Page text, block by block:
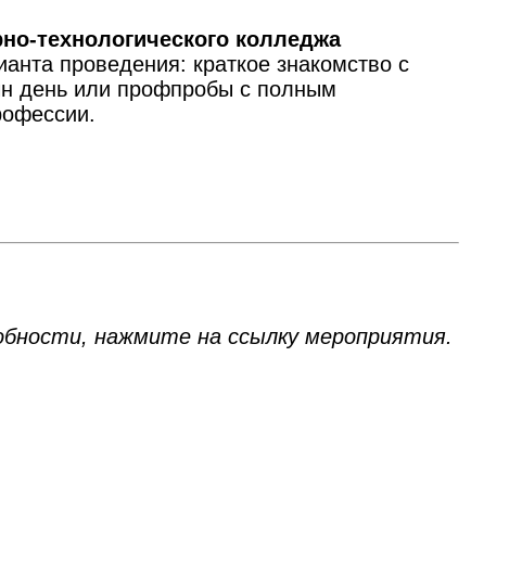
технологического колледжа
проведения: краткое знакомство с
день или профпробы с полным
нажмите на ссылку мероприятия.